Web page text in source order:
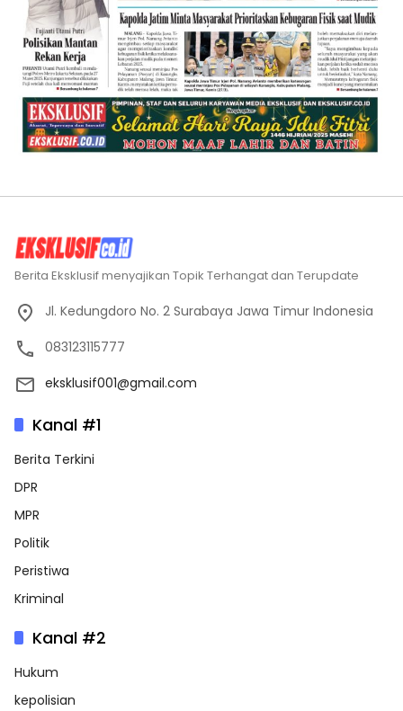
Berita Eksklusif menyajikan Topik Terhangat dan Terupdate
Jl. Kedungdoro No. 2 Surabaya Jawa Timur Indonesia
083123115777
eksklusif001@gmail.com
Kanal #1
Berita Terkini
DPR
MPR
Politik
Peristiwa
Kriminal
Kanal #2
Hukum
kepolisian